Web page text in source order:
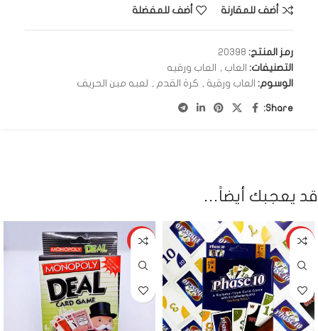
أضف للمقارنة أضف للمفضلة
رمز المنتج: 20398
التصنيفات: العاب ,
العاب ورقيه
الوسوم: العاب ورقية , كرة القدم , لعبه مبن الحريف
Share:
قد يعجبك أيضاً…
HOT
HOT